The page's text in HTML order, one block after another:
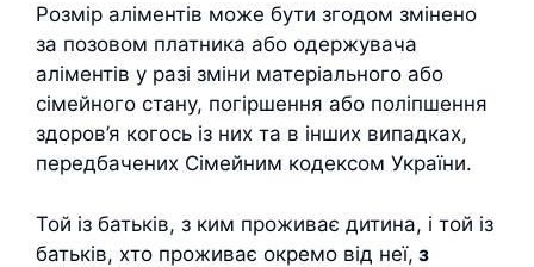
Розмір аліментів може бути згодом змінено
за позовом платника або одержувача
аліментів у разі зміни матеріального або
сімейного стану, погіршення або поліпшення
здоров’я когось із них та в інших випадках,
передбачених Сімейним кодексом України.
Той із батьків, з ким проживає дитина, і той із
батьків, хто проживає окремо від неї, з